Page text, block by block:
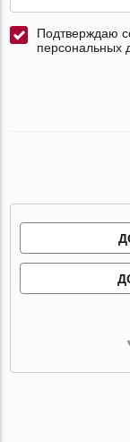
Подтверждаю
персональных